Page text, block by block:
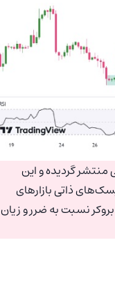
منتشر گردیده و این
ذاتی بازارهای
نسبت به ضرر و زیان